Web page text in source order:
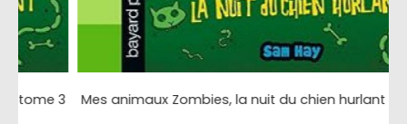
Mes animaux Zombies, la nuit du chien hurlant tome 3